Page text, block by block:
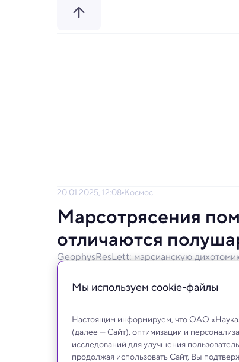
20.01.2025, 12:08 Космос
Марсотрясения
отличаются
GeophysResLett: марсианскую
Марсианской дихотомии,
Мы используем сookie-файлы
Настоящим информируем, что ОАО
(далее — Сайт), оптимизации и
исследований для улучшения
продолжая использовать Сайт, Вы